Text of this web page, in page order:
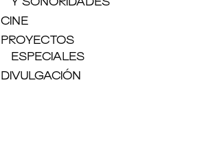
Y SONORIDADES
CINE
PROYECTOS
ESPECIALES
DIVULGACIÓN